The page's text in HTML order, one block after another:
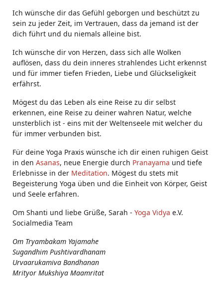
Ich wünsche dir das Gefühl geborgen und beschützt zu
sein zu jeder Zeit, im Vertrauen, dass da jemand ist der
dich führt und du niemals alleine bist.
Ich wünsche dir von Herzen, dass sich alle Wolken
auflösen, dass du dein inneres strahlendes Licht erkennst
und für immer tiefen Frieden, Liebe und Glückseligkeit
erfährst.
Mögest du das Leben als eine Reise zu dir selbst
erkennen, eine Reise zu deiner wahren Natur, welche
unsterblich ist - eins mit der Weltenseele mit welcher du
für immer verbunden bist.
Für deine Yoga Praxis wünsche ich dir einen ruhigen Geist
in den Asanas, neue Energie durch Pranayama und tiefe
Erlebnisse in der Meditation. Mögest du stets mit
Begeisterung Yoga üben und die Einheit von Körper, Geist
und Seele erfahren.
Om Shanti und liebe Grüße, Sarah - Yoga Vidya e.V.
Socialmedia Team
Om Tryambakam Yajamahe
Sugandhim Pushtivardhanam
Urvaarukamiva Bandhanan
Mrityor Mukshiya Maamritat